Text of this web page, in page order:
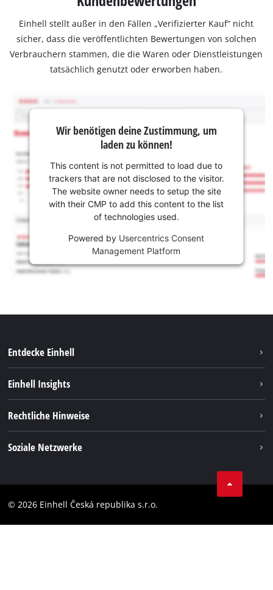
Einhell stellt außer in den Fällen „Verifizierter Kauf“ nicht
sicher, dass die veröffentlichten Bewertungen von solchen
Verbrauchern stammen, die die Waren oder Dienstleistungen
tatsächlich genutzt oder erworben haben.
Wir benötigen deine Zustimmung, um
laden zu können!
This content is not permitted to load due to
trackers that are not disclosed to the visitor.
The website owner needs to setup the site
with their CMP to add this content to the list
of technologies used.
Powered by Usercentrics Consent
Management Platform
Entdecke Einhell
Akkusystem
Einhell Insights
Rechtliche Hinweise
Barrierefreiheits-Erklärung
Soziale Netzwerke
Instagram
© 2026 Einhell Česká republika s.r.o.